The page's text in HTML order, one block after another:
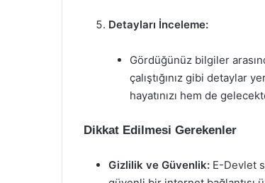
Detayları İnceleme:
Gördüğünüz bilgiler
çalıştığınız gibi detaylar
hayatınızı hem de
Dikkat Edilmesi Gerekenler
Gizlilik ve Güvenlik: E-Devlet